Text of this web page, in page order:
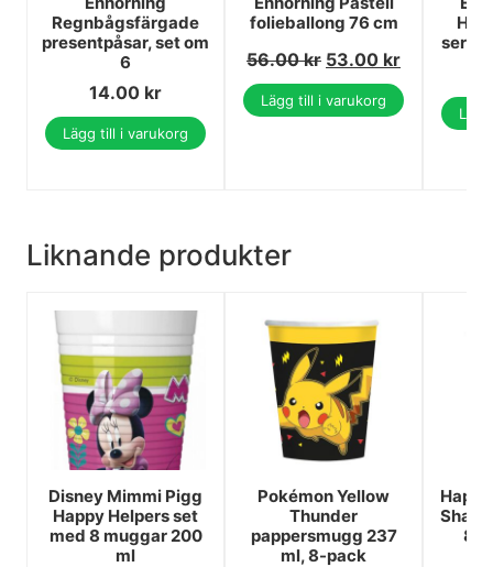
Regnbågsfärgade
presentpåsar, set om
6
14.00 kr
Lägg till i varukorg
folieballong 76 cm
56.00kr 53.00 kr
Lägg till i varukorg
Liknande produkter
Disney Mimmi Pigg
Happy Helpers set
med 8 muggar 200
ml
Pokémon Yellow
Thunder
pappersmugg 237
ml, 8-pack
Shark
8-